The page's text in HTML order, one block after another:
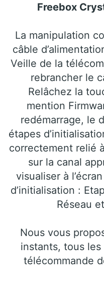
Freebox
La manipulation
câble
Veille de la
rebrancher le
Relâchez la
mention
redémarrage, le
étapes
correctement relié
sur la canal
visualiser à
d’initialisation :
Réseau
Nous vous
instants, tous
télécommande